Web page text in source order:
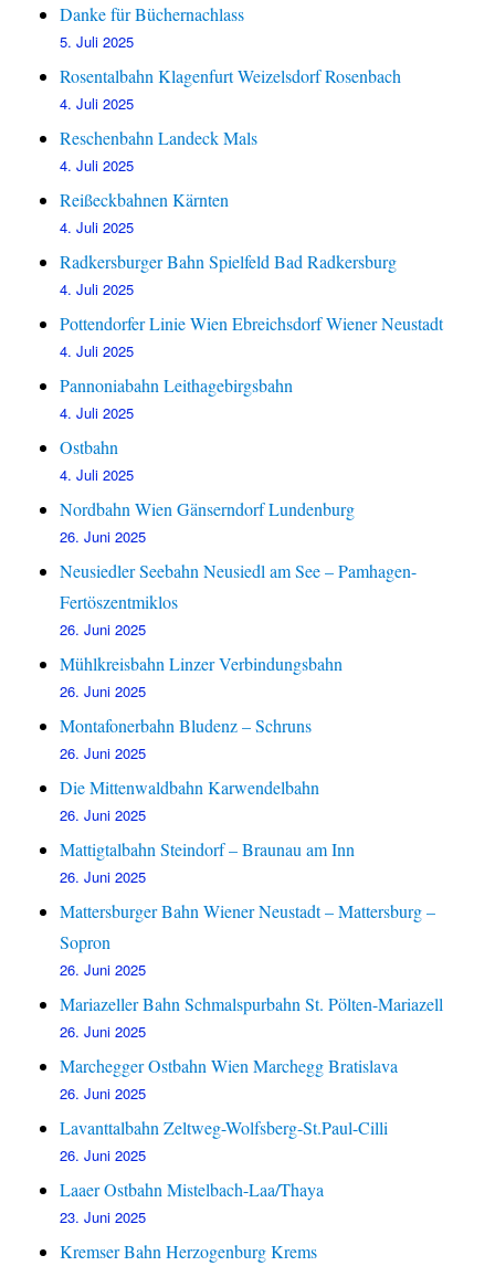
Danke für Büchernachlass
5. Juli 2025
Rosentalbahn Klagenfurt Weizelsdorf Rosenbach
4. Juli 2025
Reschenbahn Landeck Mals
4. Juli 2025
Reißeckbahnen Kärnten
4. Juli 2025
Radkersburger Bahn Spielfeld Bad Radkersburg
4. Juli 2025
Pottendorfer Linie Wien Ebreichsdorf Wiener Neustadt
4. Juli 2025
Pannoniabahn Leithagebirgsbahn
4. Juli 2025
Ostbahn
4. Juli 2025
Nordbahn Wien Gänserndorf Lundenburg
26. Juni 2025
Neusiedler Seebahn Neusiedl am See – Pamhagen-
Fertöszentmiklos
26. Juni 2025
Mühlkreisbahn Linzer Verbindungsbahn
26. Juni 2025
Montafonerbahn Bludenz – Schruns
26. Juni 2025
Die Mittenwaldbahn Karwendelbahn
26. Juni 2025
Mattigtalbahn Steindorf – Braunau am Inn
26. Juni 2025
Mattersburger Bahn Wiener Neustadt – Mattersburg –
Sopron
26. Juni 2025
Mariazeller Bahn Schmalspurbahn St. Pölten-Mariazell
26. Juni 2025
Marchegger Ostbahn Wien Marchegg Bratislava
26. Juni 2025
Lavanttalbahn Zeltweg-Wolfsberg-St.Paul-Cilli
26. Juni 2025
Laaer Ostbahn Mistelbach-Laa/Thaya
23. Juni 2025
Kremser Bahn Herzogenburg Krems